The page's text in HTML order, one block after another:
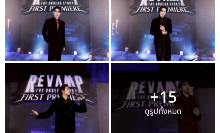
+15
ดูรูปทั้งหมด